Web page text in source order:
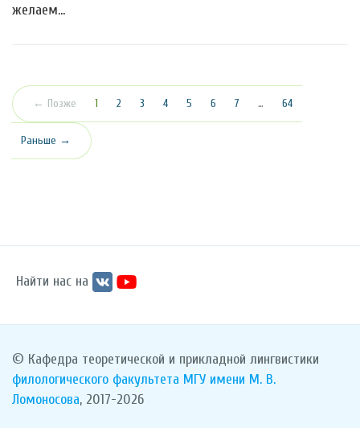
желаем…
← Позже 1 (текущая)
2 3 4 5 6 7 … 64
Раньше →
Найти нас на
© Кафедра теоретической и прикладной лингвистики
филологического факультета МГУ имени М. В.
Ломоносова, 2017-2026